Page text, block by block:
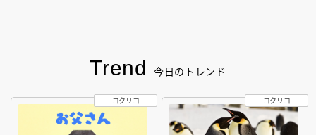
Trend 今日のトレンド
コクリコ コクリコ